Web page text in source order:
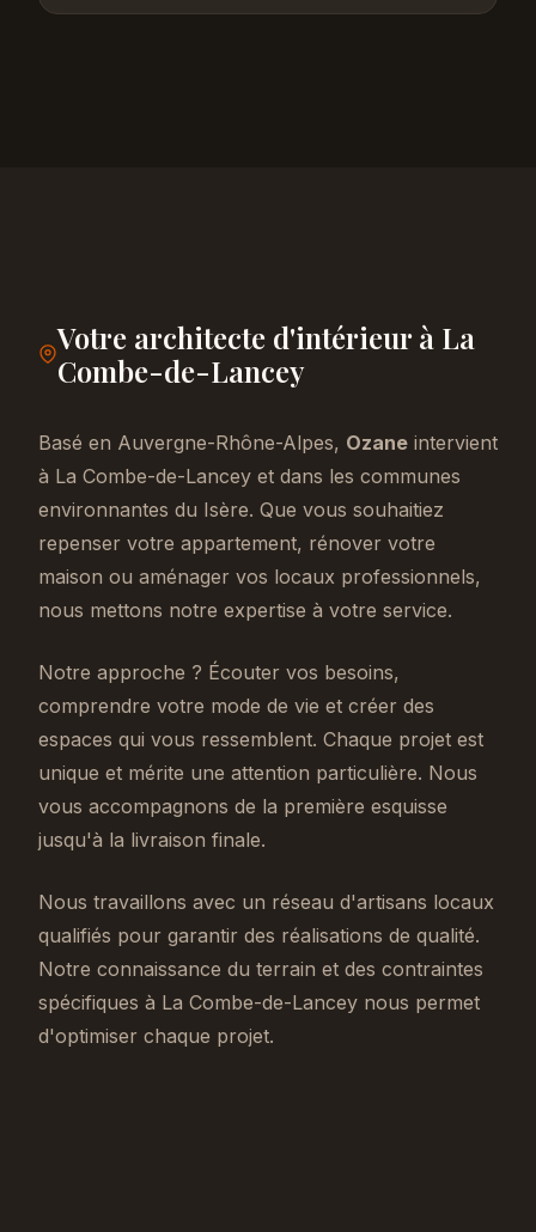
Votre architecte d'intérieur à La
Combe-de-Lancey
Basé en Auvergne-Rhône-Alpes, Ozane intervient
à La Combe-de-Lancey et dans les communes
environnantes du Isère. Que vous souhaitiez
repenser votre appartement, rénover votre
maison ou aménager vos locaux professionnels,
nous mettons notre expertise à votre service.
Notre approche ? Écouter vos besoins,
comprendre votre mode de vie et créer des
espaces qui vous ressemblent. Chaque projet est
unique et mérite une attention particulière. Nous
vous accompagnons de la première esquisse
jusqu'à la livraison finale.
Nous travaillons avec un réseau d'artisans locaux
qualifiés pour garantir des réalisations de qualité.
Notre connaissance du terrain et des contraintes
spécifiques à La Combe-de-Lancey nous permet
d'optimiser chaque projet.